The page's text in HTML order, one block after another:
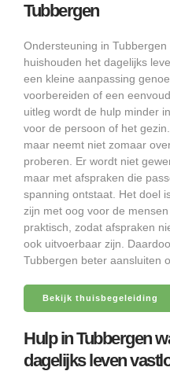
Tubbergen
Ondersteuning in
huishouden het dagelijks
een kleine aanpassing
voorbereiden of een
uitleg wordt de hulp minder
voor de persoon of het
maar neemt niet zomaar
proberen. Er wordt niet
maar met afspraken die
spanning ontstaat. Het doel
zijn met oog voor de
praktisch, zodat afspraken
ook uitvoerbaar zijn.
Tubbergen beter aansluiten
Bekijk thuisbegeleiding
Hulp in Tubbergen
dagelijks leven